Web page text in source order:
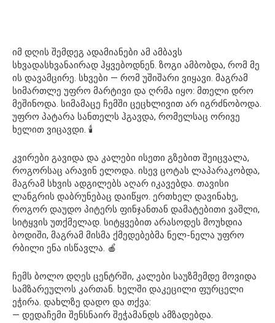
იმ დღის შემდეგ ადამიანები ამ ამბავს
სხვადასხვანაირად ჰყვებოდნენ. ზოგი ამბობდა, რომ მე
ის დავამცირე. სხვები — რომ უშიშარი ვიყავი. მაგრამ
სიმართლე უფრო მარტივი და ღრმა იყო: მთელი დრო
მეშინოდა. სიმამაცე ჩემში ცეცხლივით არ იგრძნობოდა.
უფრო პატარა სანთელს ჰგავდა, რომელსაც ორივე
ხელით ვიცავდი. 🕯️
კვირები გავიდა და კალები ისეთი გზებით შეიცვალა,
როგორსაც არავინ ელოდა. ისევ ცოტას ლაპარაკობდა,
მაგრამ სხვის ადგილებს აღარ იკავებდა. თავისი
ლანგრის დაბრუნებაც დაიწყო. ერთხელ დავინახე,
როგორ დაუდო პიტერს ფინჯანთან დამატებითი ვაშლი,
სიტყვის უთქმელად. სიტყვებით არასოდეს მოუხდია
ბოდიში, მაგრამ მისმა ქმედებებმა ნელ-ნელა უფრო
რბილი ენა ისწავლა. 🍎
ჩემს ბოლო დღეს ცენტრში, კალები საუზმემდე მოვიდა
სამზარეულოს კართან. ხელში დაკეცილი ფურცელი
ეჭირა. დახლზე დადო და თქვა:
— დედაჩემი შენსნაირ შეჭამანდს ამზადებდა.